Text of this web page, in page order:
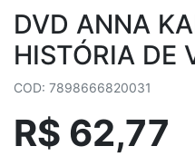
DVD ANNA
HISTÓRIA DE
COD: 7898666820031
R$ 62,77